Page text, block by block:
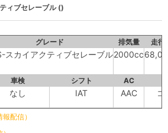
ィブセレーブル ()
グレード 排気量 走行
スカイアクティブセレーブル2000cc
車検 シフト AC
なし IAT AAC コ
配信）